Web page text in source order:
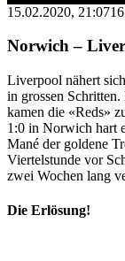
15.02.2020, 21:07
Norwich –
Liverpool nähert
in grossen
kamen die «Reds»
1:0 in Norwich hart
Mané der goldene
Viertelstunde vor
zwei Wochen lang
Die Erlösung!